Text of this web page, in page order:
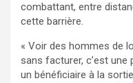
combattant, entre
cette barrière.
« Voir des hommes de
sans facturer, c’est
un bénéficiaire à la